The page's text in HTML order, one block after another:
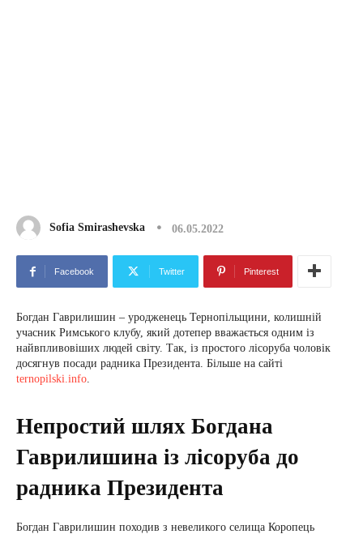
Sofia Smirashevska 06.05.2022
Facebook Twitter Pinterest
Богдан Гаврилишин – уродженець Тернопільщини, колишній
учасник Римського клубу, який дотепер вважається одним із
найвпливовіших людей світу. Так, із простого лісоруба чоловік
досягнув посади радника Президента. Більше на сайті
ternopilski.info.
Непростий шлях Богдана
Гаврилишина із лісоруба до
радника Президента
Богдан Гаврилишин походив з невеликого селища Коропець